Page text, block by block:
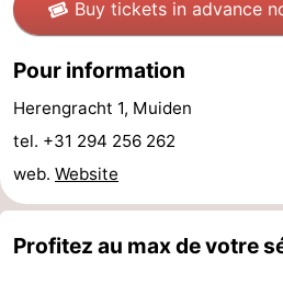
la
ville
-
Hollande
du
Nord
-
Hollande
du
Sud
Pratiques
Forum
Transports
Buy tickets in advance
Pour information
Herengracht 1, Muiden
tel. +31 294 256 262
web. Website
Profitez au max de votre